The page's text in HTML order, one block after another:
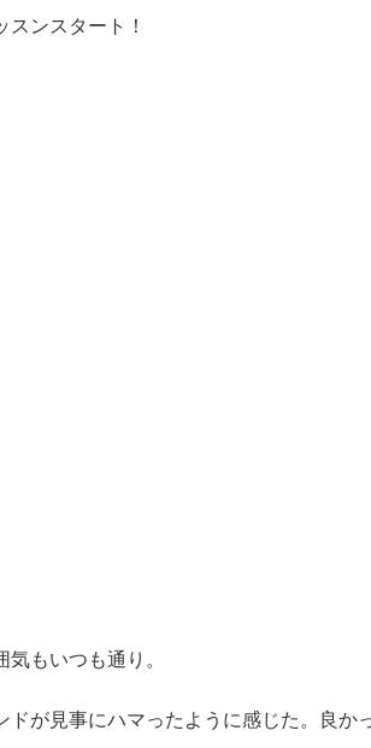
ンスタート！
もいつも通り。
が見事にハマったように感じた。良か